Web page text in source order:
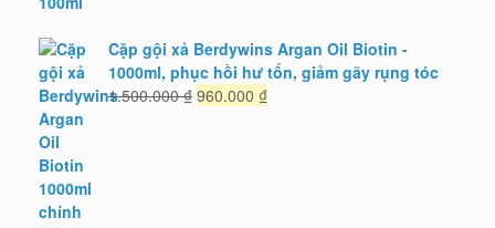
Cặp gội xả Berdywins Argan Oil Biotin -
1000ml, phục hồi hư tổn, giảm gãy rụng tóc
1.500.000₫ Giá
960.000 ₫Giá